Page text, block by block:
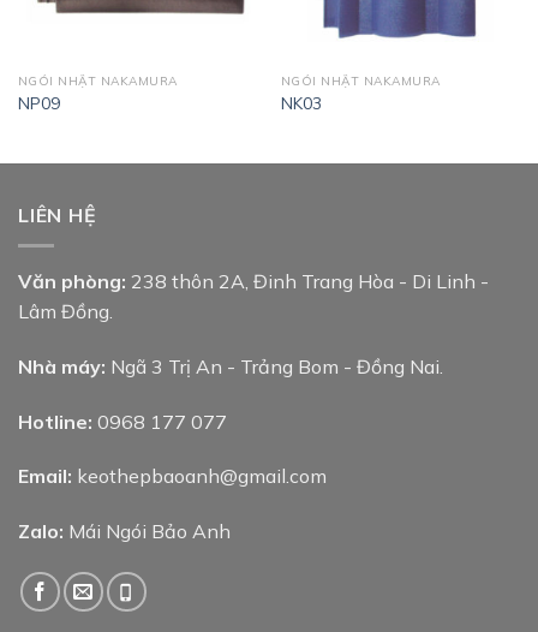
NGÓI NHẬT NAKAMURA
NP09
NGÓI NHẬT NAKAMURA
NK03
LIÊN HỆ
Văn phòng: 238 thôn 2A, Đinh Trang Hòa - Di Linh -
Lâm Đồng.
Nhà máy: Ngã 3 Trị An - Trảng Bom - Đồng Nai.
Hotline: 0968 177 077
Email: keothepbaoanh@gmail.com
Zalo: Mái Ngói Bảo Anh